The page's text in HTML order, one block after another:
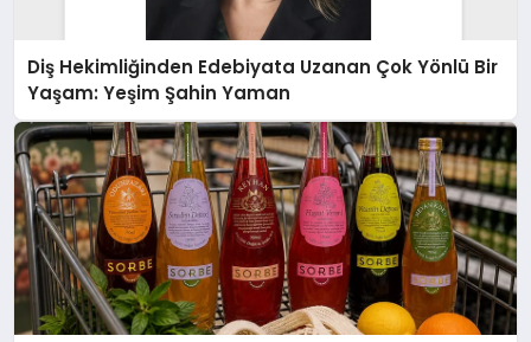
Diş Hekimliğinden Edebiyata Uzanan Çok Yönlü Bir
Yaşam: Yeşim Şahin Yaman